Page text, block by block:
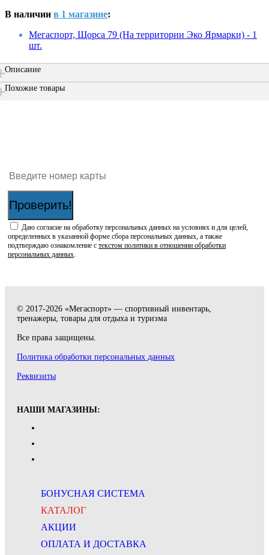
В наличии в 1 магазине:
Мегаспорт, Щорса 79 (На территории Эко Ярмарки) - 1
шт.
Описание
Похожие товары
Проверить!
Даю согласие на обработку персональных данных на условиях и для целей,
определенных в указанной форме сбора персональных данных, а также
подтверждаю ознакомление с текстом политики в отношении обработки
персональных данных.
© 2017-2026 «Мегаспорт» — спортивный инвентарь,
тренажеры, товары для отдыха и туризма
Все права защищены.
Политика обработки персональных данных
Реквизиты
НАШИ МАГАЗИНЫ:
БОНУСНАЯ СИСТЕМА
КАТАЛОГ
АКЦИИ
ОПЛАТА И ДОСТАВКА